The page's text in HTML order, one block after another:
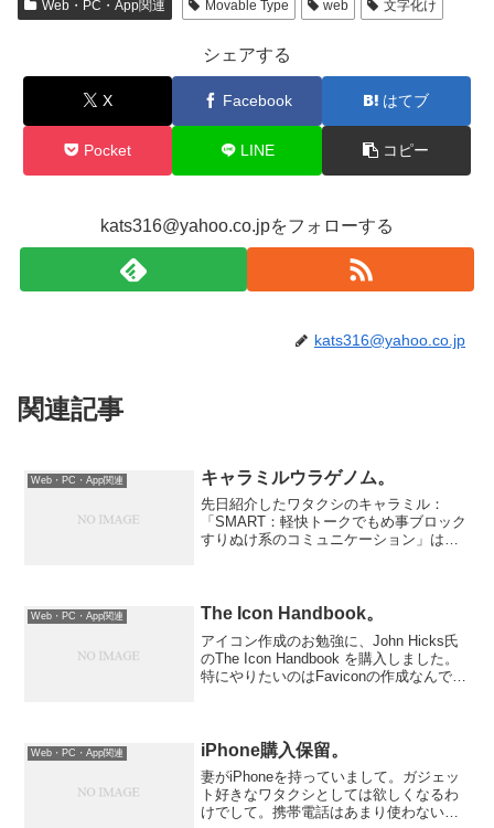
Web・PC・App関連 Movable Type web 文字化け
シェアする
X Facebook はてブ
Pocket LINE コピー
kats316@yahoo.co.jpをフォローする
kats316@yahoo.co.jp
関連記事
Web・PC・App関連 キャラミルウラゲノム。
先日紹介したワタクシのキャラミル：
「SMART：軽快トークでもめ事ブロック
すりぬけ系のコミュニケーション」は
種類：WILDCAPTAI...
Web・PC・App関連 The Icon Handbook。
アイコン作成のお勉強に、John Hicks氏
のThe Icon Handbook を購入しました。
特にやりたいのはFaviconの作成なんです
Web・PC・App関連 iPhone購入保留。
妻がiPhoneを持っていまして。ガジェッ
ト好きなワタクシとしては欲しくなるわ
けでして。携帯電話はあまり使わないの